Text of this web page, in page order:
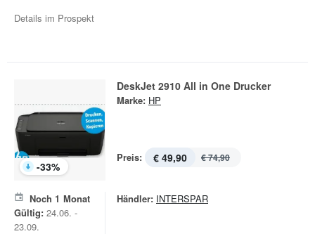
Details im Prospekt
-33%
DeskJet 2910 All in One Drucker
Marke: HP
Preis: € 49,90 € 74,90
Noch 1 Monat
Gültig: 24.06. -
23.09.
Händler: INTERSPAR